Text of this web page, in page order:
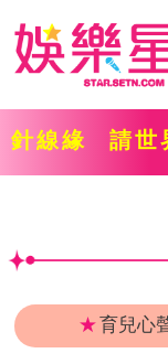
針線緣 請世
★ 育兒心